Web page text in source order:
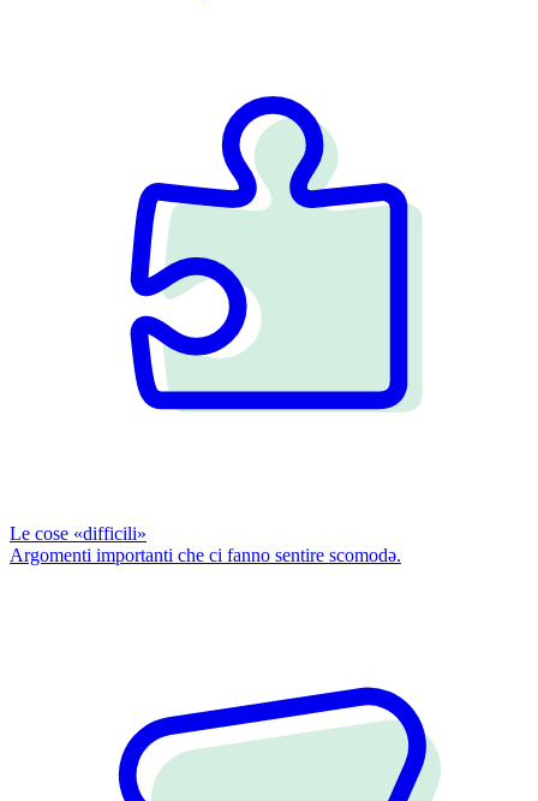
Le cose «difficili»
Argomenti importanti che ci fanno sentire scomodǝ.